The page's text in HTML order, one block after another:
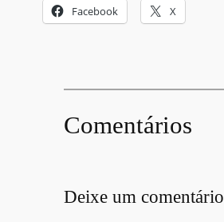
Facebook X
Comentários
Deixe um comentário